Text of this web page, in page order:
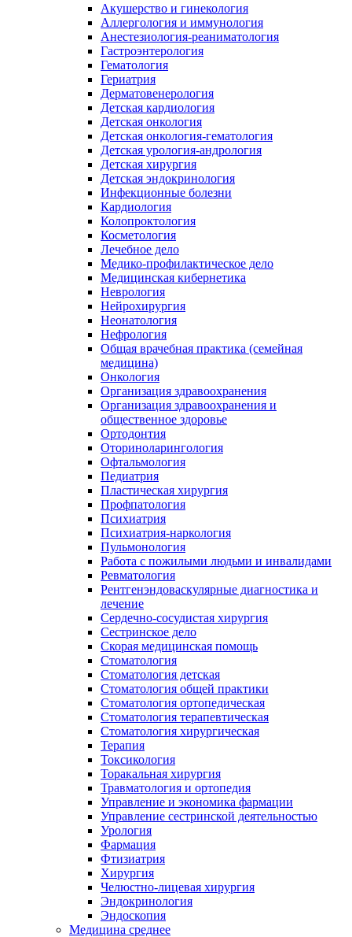
Акушерство и гинекология
Аллергология и иммунология
Анестезиология-реаниматология
Гастроэнтерология
Гематология
Гериатрия
Дерматовенерология
Детская кардиология
Детская онкология
Детская онкология-гематология
Детская урология-андрология
Детская хирургия
Детская эндокринология
Инфекционные болезни
Кардиология
Колопроктология
Косметология
Лечебное дело
Медико-профилактическое дело
Медицинская кибернетика
Неврология
Нейрохирургия
Неонатология
Нефрология
Общая врачебная практика (семейная
медицина)
Онкология
Организация здравоохранения
Организация здравоохранения и
общественное здоровье
Ортодонтия
Оториноларингология
Офтальмология
Педиатрия
Пластическая хирургия
Профпатология
Психиатрия
Психиатрия-наркология
Пульмонология
Работа с пожилыми людьми и инвалидами
Ревматология
Рентгенэндоваскулярные диагностика и
лечение
Сердечно-сосудистая хирургия
Сестринское дело
Скорая медицинская помощь
Стоматология
Стоматология детская
Стоматология общей практики
Стоматология ортопедическая
Стоматология терапевтическая
Стоматология хирургическая
Терапия
Токсикология
Торакальная хирургия
Травматология и ортопедия
Управление и экономика фармации
Управление сестринской деятельностью
Урология
Фармация
Фтизиатрия
Хирургия
Челюстно-лицевая хирургия
Эндокринология
Эндоскопия
Медицина среднее